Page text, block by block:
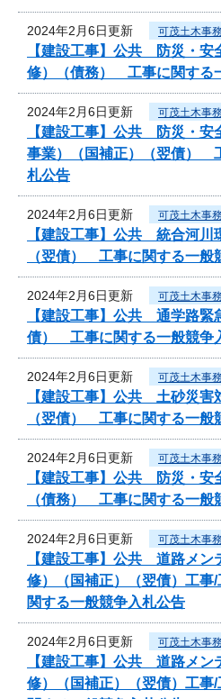
2024年2月6日更新 可茂土木事
【建設工事】公共 防災・安
修）（債務） 工事に関する
2024年2月6日更新 可茂土木事
【建設工事】公共 防災・安
事業）（国補正）（翌債）
札公告
2024年2月6日更新 可茂土木事
【建設工事】公共 統合河川
（翌債） 工事に関する一般
2024年2月6日更新 可茂土木事
【建設工事】公共 通学路
債） 工事に関する一般競争
2024年2月6日更新 可茂土木事
【建設工事】公共 土砂災害
（翌債） 工事に関する一般
2024年2月6日更新 可茂土木事
【建設工事】公共 防災・安
（債務） 工事に関する一般
2024年2月6日更新 可茂土木事
【建設工事】公共 道路メン
修）（国補正）（翌債）工事
関する一般競争入札公告
2024年2月6日更新 可茂土木事
【建設工事】公共 道路メン
修）（国補正）（翌債）工事